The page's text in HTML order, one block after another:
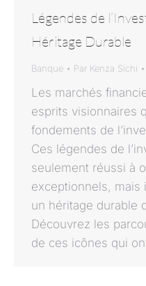
Légendes de
Héritage Durable
Banque Par Kenza Sichi
Les marchés
esprits visionnaires
fondements de
Ces légendes de
seulement réussi à
exceptionnels, mais
un héritage durable
Découvrez les
de ces icônes qui